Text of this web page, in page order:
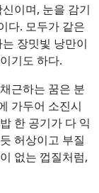
이며, 눈을 감기
다. 모두가 같은
장밋빛 낭만이
기도 하다.
근하는 꿈은 분
가두어 소진시
한 공기가 다 익
허상이고 부질
없는 껍질처럼,